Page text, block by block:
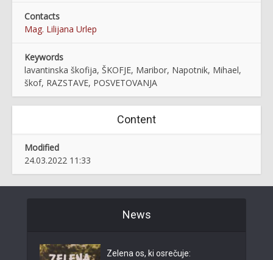
Contacts
Mag. Lilijana Urlep
Keywords
lavantinska škofija, ŠKOFJE, Maribor, Napotnik, Mihael,
škof, RAZSTAVE, POSVETOVANJA
Content
Modified
24.03.2022 11:33
News
Zelena os, ki osrečuje: